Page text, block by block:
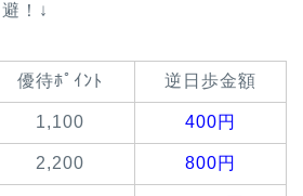
！↓
優待ﾎﾟｲﾝﾄ 逆日歩金額
1,100 400円
2,200 800円